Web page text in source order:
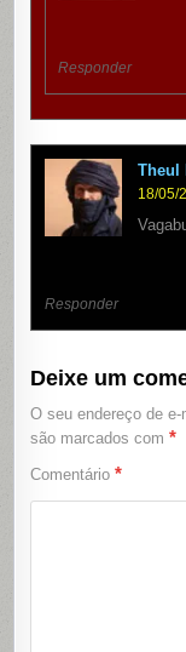
Responder
Theul
18/05/
Responder
Deixe um
O seu endereço de e-
são marcados com*
Comentário*